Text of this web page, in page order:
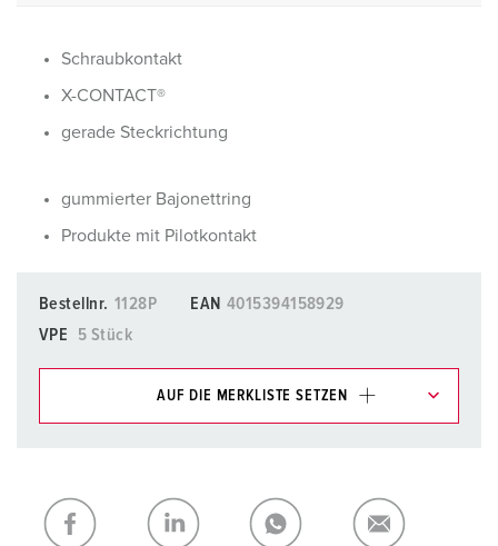
Schraubkontakt
X-CONTACT®
gerade Steckrichtung
gummierter Bajonettring
Produkte mit Pilotkontakt
Bestellnr. 1128P EAN 4015394158929
VPE
5 Stück
AUF DIE MERKLISTE SETZEN
Meine Liste (0) HINZUFÜGEN